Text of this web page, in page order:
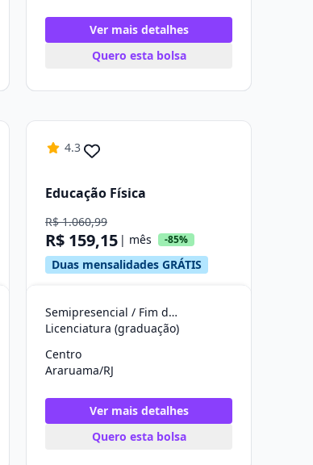
Ver mais detalhes
Quero esta bolsa
4.3
Educação Física
R$ 1.060,99
R$ 159,15 | mês -85%
Duas mensalidades GRÁTIS
Semipresencial / Fim de Semana
Licenciatura (graduação)
Centro
Araruama/RJ
Ver mais detalhes
Quero esta bolsa